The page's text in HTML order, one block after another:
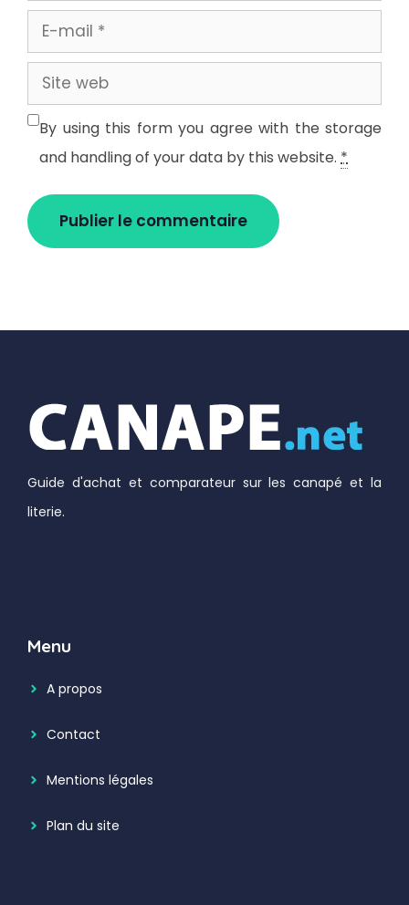
mail
Site
web
By using this form you agree with the storage
and handling of your data by this website. *
Guide d'achat et comparateur sur les canapé et la
literie.
Menu
A propos
Contact
Mentions légales
Plan du site